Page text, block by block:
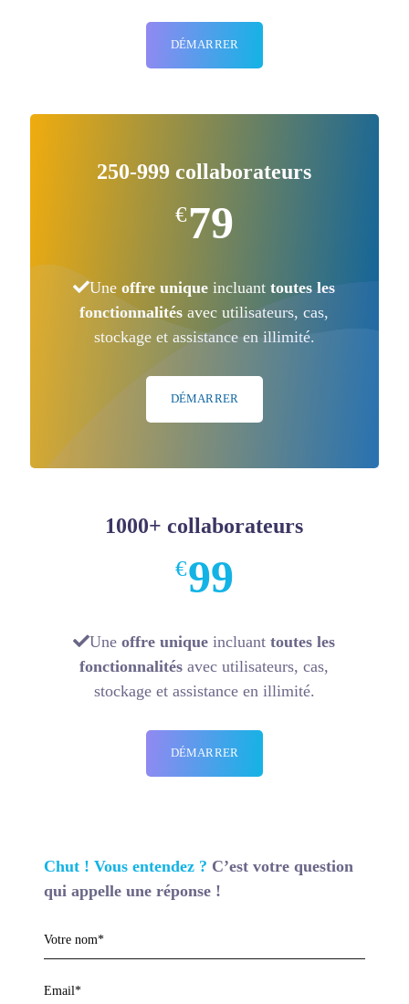
DÉMARRER
250-999 collaborateurs
€79
Uneoffre unique incluanttoutes les
fonctionnalités avec utilisateurs, cas,
stockage et assistance en illimité.
DÉMARRER
1000+ collaborateurs
€99
Uneoffre unique incluanttoutes les
fonctionnalités avec utilisateurs, cas,
stockage et assistance en illimité.
DÉMARRER
Chut ! Vous entendez ? C’est votre question
qui appelle une réponse !